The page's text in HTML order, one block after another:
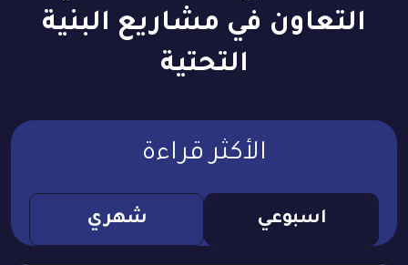
التعاون في مشاريع البنية
التحتية
الأكثر قراءة
اسبوعي شهري